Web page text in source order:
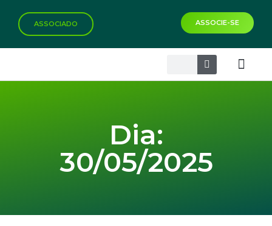
ASSOCIADO ASSOCIE-SE
Dia:
30/05/2025